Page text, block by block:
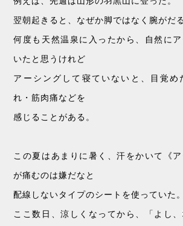
翌朝起きると、なぜか脚ではなく腕がだ
何度も天然温泉に入ったから、自然に
いたと思うけれど
アーシングして寝ていないと、目覚め
れ・筋肉痛などを
感じることがある。
この夏はあまりに暑く、汗をかいて《ア
が痛むのは嫌だなと
配線しないタイプのシートを使っていた。
ここ数日、涼しくなってから、「よし